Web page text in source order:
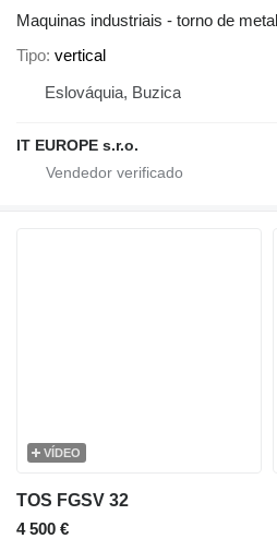
Maquinas industriais - torno de metal
Tipo vertical
Eslováquia, Buzica
IT EUROPE s.r.o.
VÍDEO
TOS FGSV 32
4 500 €